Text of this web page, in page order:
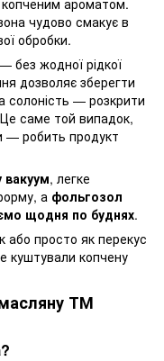
копченим ароматом.
чудово смакує в
обробки.
— без жодної рідкої
дозволяє зберегти
солоність — розкрити
саме той випадок,
— робить продукт
вакуум, легке
а фольгозол
щодня по буднях.
або просто як перекус
куштували копчену
ТМ